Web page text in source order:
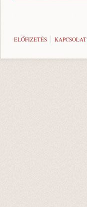
ELŐFIZETÉS KAPCSOLAT